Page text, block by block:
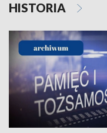
HISTORIA